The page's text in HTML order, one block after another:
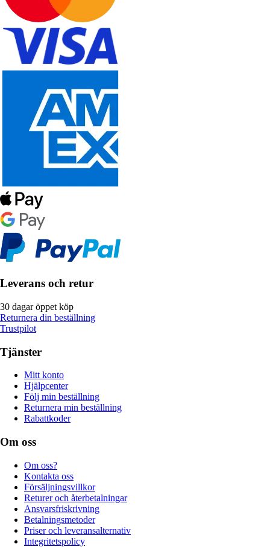
Leverans och retur
30 dagar öppet köp
Returnera din beställning
Trustpilot
Tjänster
Mitt konto
Hjälpcenter
Följ min beställning
Returnera min beställning
Rabattkoder
Om oss
Om oss?
Kontakta oss
Försäljningsvillkor
Returer och återbetalningar
Ansvarsfriskrivning
Betalningsmetoder
Priser och leveransalternativ
Integritetspolicy